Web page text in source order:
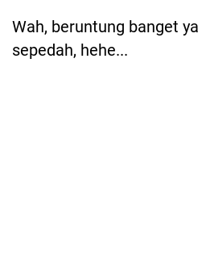
Wah, beruntung banget
sepedah, hehe...